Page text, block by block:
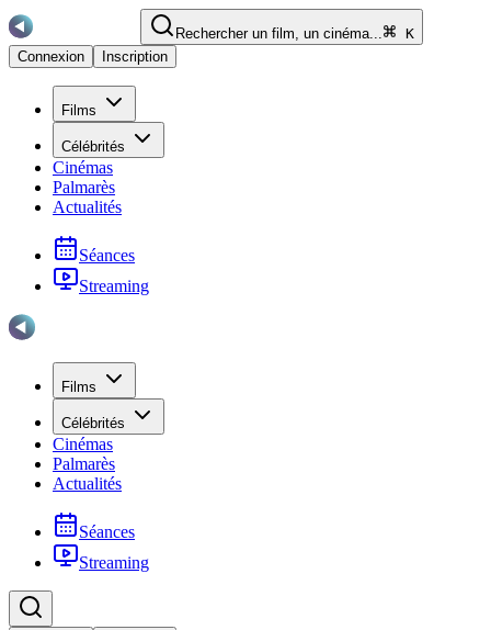
Rechercher un film, un cinéma...
K
Connexion
Inscription
Films
Célébrités
Cinémas
Palmarès
Actualités
Séances
Streaming
Films
Célébrités
Cinémas
Palmarès
Actualités
Séances
Streaming